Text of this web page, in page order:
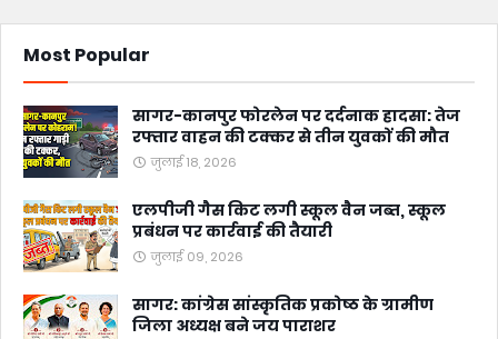
Most Popular
सागर-कानपुर फोरलेन पर दर्दनाक हादसा: तेज
रफ्तार वाहन की टक्कर से तीन युवकों की मौत
जुलाई 18, 2026
एलपीजी गैस किट लगी स्कूल वैन जब्त, स्कूल
प्रबंधन पर कार्रवाई की तैयारी
जुलाई 09, 2026
सागर: कांग्रेस सांस्कृतिक प्रकोष्ठ के ग्रामीण
जिला अध्यक्ष बने जय पाराशर